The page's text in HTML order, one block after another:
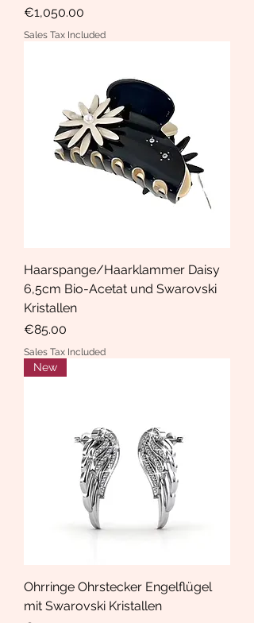
Price
€1,050.00
Sales Tax Included
Haarspange/Haarklammer Daisy
6,5cm Bio-Acetat und Swarovski
Kristallen
Price
€85.00
Sales Tax Included
New
Ohrringe Ohrstecker Engelflügel
mit Swarovski Kristallen